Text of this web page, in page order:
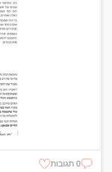
0 תגובות